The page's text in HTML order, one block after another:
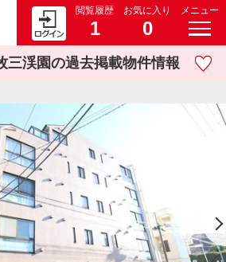
閲覧履歴
1
お気に入り
0
メニュー
三渓園の過去掲載物件情報